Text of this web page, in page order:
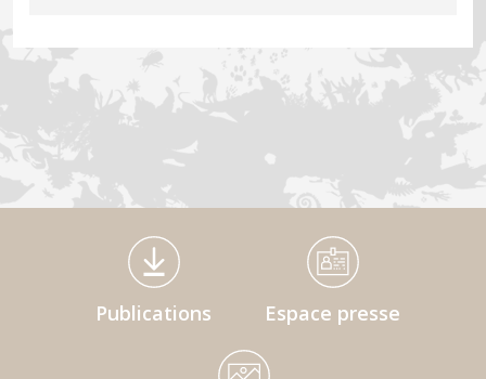
Médiathèque Footer
Publications Espace presse